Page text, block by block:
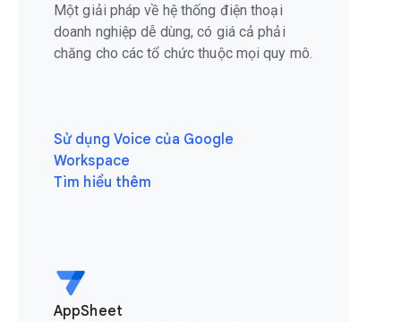
Một giải pháp về hệ thống điện thoại
doanh nghiệp dễ dùng, có giá cả phải
chăng cho các tổ chức thuộc mọi quy mô.
Sử dụng Voice của Google
Workspace
Tìm hiểu thêm
AppSheet